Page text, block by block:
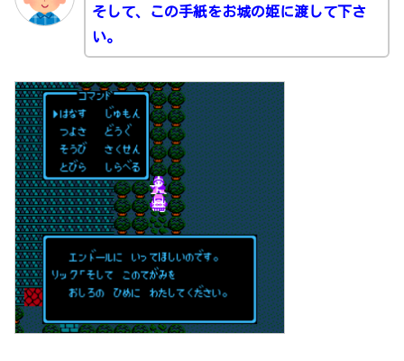
そして、この手紙をお城の姫に渡して下さ
い。